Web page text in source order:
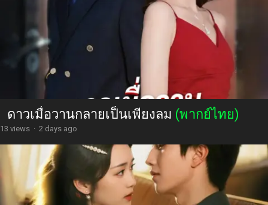
ดาวเมื่อวานกลายเป็นเพียงลม (พากย์ไทย)
13 views · 2 days ago